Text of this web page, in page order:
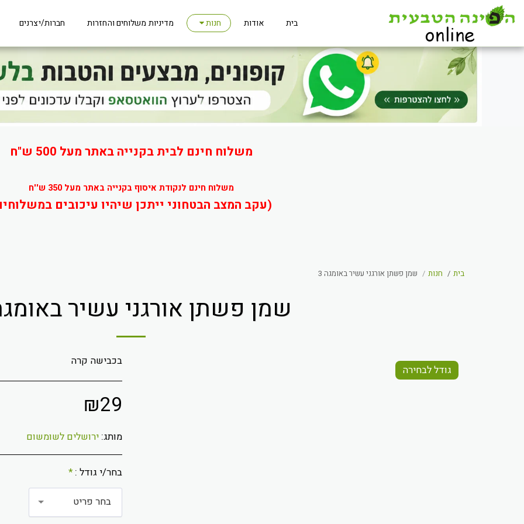
משלוח חינם לבית בקנייה באתר מעל 500 ש"ח
משלוח חינם לנקודת איסוף בקנייה באתר מעל 350 ש''ח
(עקב המצב הבטחוני ייתכן שיהיו עיכובים
בית אודות חנות מדיניות משלוחים והחזרות חברות/יצרנים
בית חנות שמן פשתן אורגני עשיר באומגה 3
שמן פשתן אורגני עשיר
גודל לבחירה
בכבישה קרה
₪29
מותג: ירושלים לשומשום
בחר/י גודל : *
בחר פריט